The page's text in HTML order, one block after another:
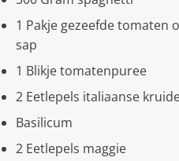
1 Pakje gezeefde tomaten
sap
1 Blikje tomatenpuree
2 Eetlepels italiaanse
Basilicum
2 Eetlepels maggie